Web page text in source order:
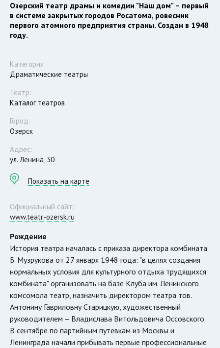
Озерский театр драмы и комедии "Наш дом" – первый
в системе закрытых городов Росатома, ровесник
первого атомного предприятия страны. Создан в 1948
году.
Категория:
Драматические театры
Театр:
Каталог театров
Город:
Озерск
Адрес:
ул. Ленина, 30
Показать на карте
Официальный сайт:
www.teatr-ozersk.ru
Рождение
История театра началась с приказа директора комбината
Б. Музрукова от 27 января 1948 года: "в целях создания
нормальных условия для культурного отдыха трудящихся
комбината" организовать на базе Клуба им. Ленинского
комсомола театр, назначить директором театра тов.
Антонину Гавриловну Старицкую, художественный
руководителем – Владислава Витольдовича Оссовского.
В сентябре по партийным путевкам из Москвы и
Ленинграда начали прибывать первые профессиональные